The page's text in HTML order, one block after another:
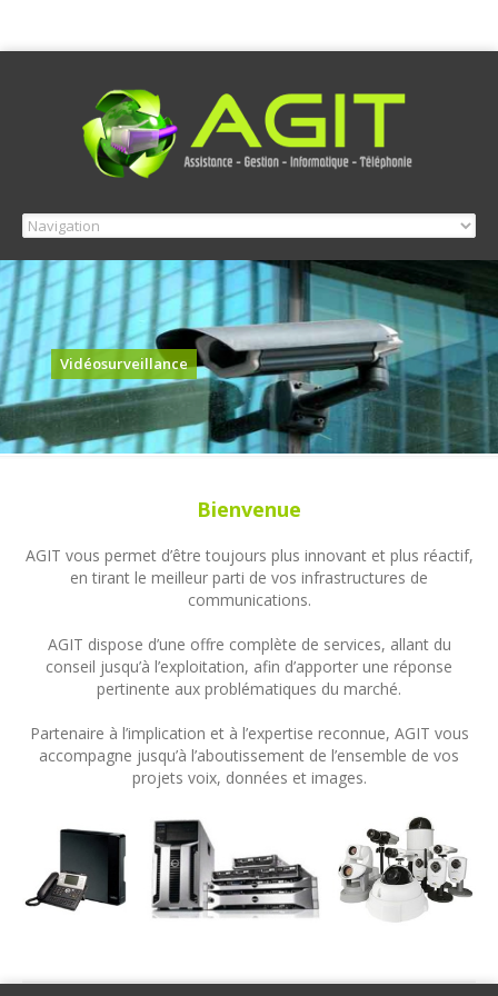
Vidéosurveillance
Bienvenue
AGIT vous permet d’être toujours plus innovant et plus réactif,
en tirant le meilleur parti de vos infrastructures de
communications.
AGIT dispose d’une offre complète de services, allant du
conseil jusqu’à l’exploitation, afin d’apporter une réponse
pertinente aux problématiques du marché.
Partenaire à l’implication et à l’expertise reconnue, AGIT vous
accompagne jusqu’à l’aboutissement de l’ensemble de vos
projets voix, données et images.